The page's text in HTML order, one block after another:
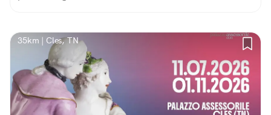
35km | Cles, TN